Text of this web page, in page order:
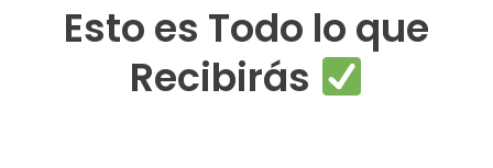
Esto es Todo lo que
Recibirás